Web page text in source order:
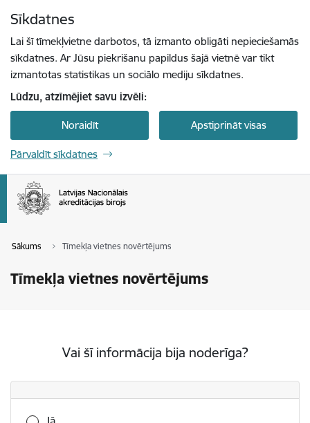
Sīkdatnes
Lai šī tīmekļvietne darbotos, tā izmanto obligāti nepieciešamās
sīkdatnes. Ar Jūsu piekrišanu papildus šajā vietnē var tikt
izmantotas statistikas un sociālo mediju sīkdatnes.
Lūdzu, atzīmējiet savu izvēli:
Noraidīt Apstiprināt visas
Pārvaldīt sīkdatnes
Sākums Tīmekļa vietnes novērtējums
Tīmekļa vietnes novērtējums
Vai šī informācija bija noderīga?
Vai šī informācija bija noderīga?